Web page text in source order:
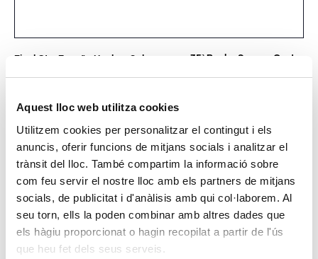
Aquest lloc web utilitza cookies
Utilitzem cookies per personalitzar el contingut i els
anuncis, oferir funcions de mitjans socials i analitzar el
trànsit del lloc. També compartim la informació sobre
com feu servir el nostre lloc amb els partners de mitjans
socials, de publicitat i d'anàlisis amb qui col·laborem. Al
seu torn, ells la poden combinar amb altres dades que
els hàgiu proporcionat o hagin recopilat a partir de l'ús
que heu fet dels seus serveis.
Aquest esdeveniment ja ha passat.
19 maig 2022 @ 8:00
Finalitza: 22 maig 2022 @ 17:00
Categoria: atletisme
Final Cto. España Hockey Sala
35ª Rugby Sevens Costa